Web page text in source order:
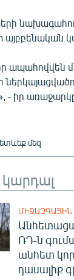
ապահովվեն
- իր
մեզ
ՄԻՋԱԶԳԱՅԻՆ
ՌԴ-ն
անհետ
դասալիք